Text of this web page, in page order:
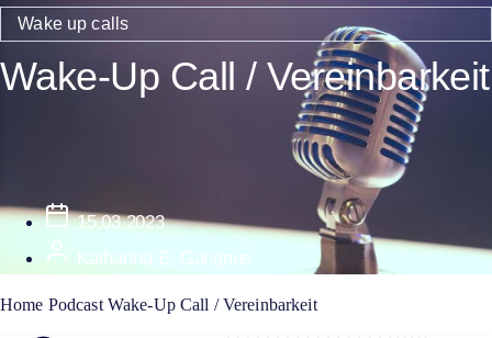
Wake up calls
Wake-Up Call / Vereinbarkeit
15.03.2023
Katharina E. Gangnus
Home Podcast Wake-Up Call / Vereinbarkeit